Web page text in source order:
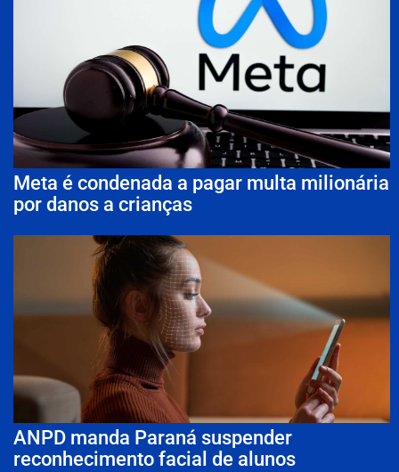
Meta é condenada a pagar multa milionária
por danos a crianças
ANPD manda Paraná suspender
reconhecimento facial de alunos